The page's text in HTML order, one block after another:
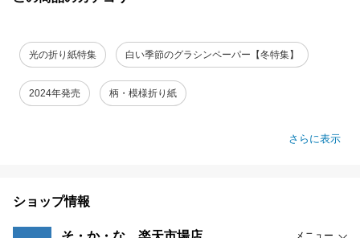
光の折り紙特集 白い季節のグラシンペーパー【冬特集】
2024年発売 柄・模様折り紙
さらに表示
ショップ情報
メニュー